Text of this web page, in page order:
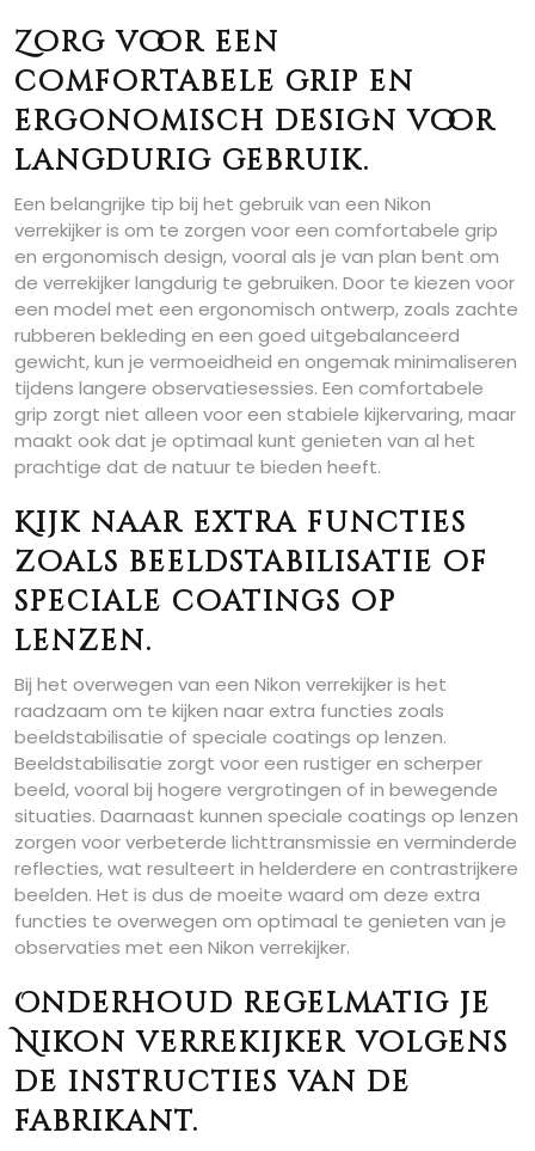
Zorg voor een
comfortabele grip en
ergonomisch design voor
langdurig gebruik.
Een belangrijke tip bij het gebruik van een Nikon
verrekijker is om te zorgen voor een comfortabele grip
en ergonomisch design, vooral als je van plan bent om
de verrekijker langdurig te gebruiken. Door te kiezen voor
een model met een ergonomisch ontwerp, zoals zachte
rubberen bekleding en een goed uitgebalanceerd
gewicht, kun je vermoeidheid en ongemak minimaliseren
tijdens langere observatiesessies. Een comfortabele
grip zorgt niet alleen voor een stabiele kijkervaring, maar
maakt ook dat je optimaal kunt genieten van al het
prachtige dat de natuur te bieden heeft.
Kijk naar extra functies
zoals beeldstabilisatie of
speciale coatings op
lenzen.
Bij het overwegen van een Nikon verrekijker is het
raadzaam om te kijken naar extra functies zoals
beeldstabilisatie of speciale coatings op lenzen.
Beeldstabilisatie zorgt voor een rustiger en scherper
beeld, vooral bij hogere vergrotingen of in bewegende
situaties. Daarnaast kunnen speciale coatings op lenzen
zorgen voor verbeterde lichttransmissie en verminderde
reflecties, wat resulteert in helderdere en contrastrijkere
beelden. Het is dus de moeite waard om deze extra
functies te overwegen om optimaal te genieten van je
observaties met een Nikon verrekijker.
Onderhoud regelmatig je
Nikon verrekijker volgens
de instructies van de
fabrikant.